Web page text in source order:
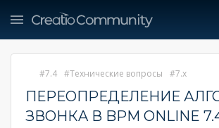
7.4 Технические вопросы 7.x
ПЕРЕОПРЕДЕЛЕНИЕ
ЗВОНКA В BPM ONLINE